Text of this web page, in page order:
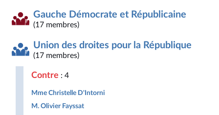
Gauche Démocrate et Républicaine
(17 membres)
Union des droites pour la République
(17 membres)
Contre : 4
Mme Christelle D'Intorni
M. Olivier Fayssat